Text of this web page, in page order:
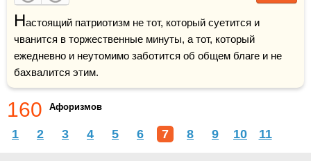
Настоящий патриотизм не тот, который суетится и
чванится в торжественные минуты, а тот, который
ежедневно и неутомимо заботится об общем благе и не
ба­хвалится этим.
160 Афоризмов
1 2 3 4 5 6 7 8 9 10 11